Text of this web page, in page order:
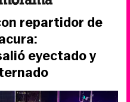
repartidor de
eyectado y